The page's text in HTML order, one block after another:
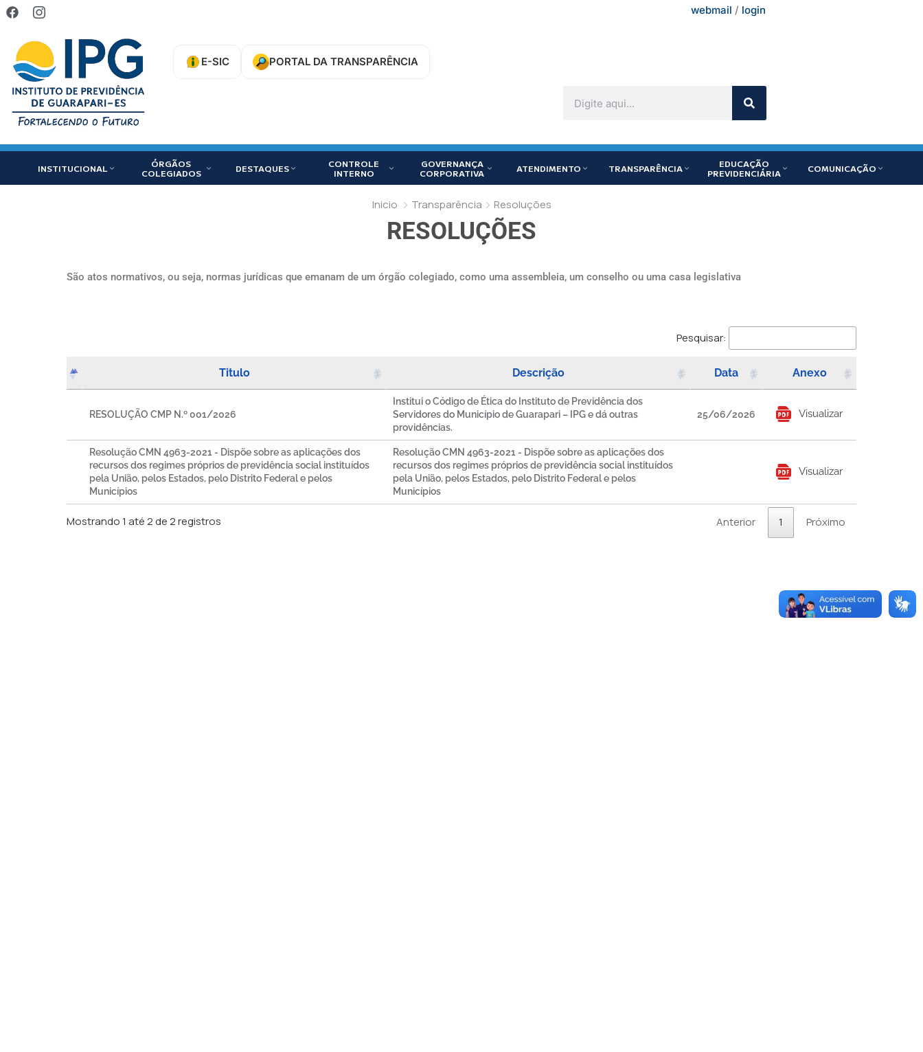
webmail / login
E-SIC PORTAL DA TRANSPARÊNCIA
INSTITUCIONAL
ÓRGÃOS
COLEGIADOS
DESTAQUES
CONTROLE
INTERNO
GOVERNANÇA
CORPORATIVA
ATENDIMENTO TRANSPARÊNCIA
EDUCAÇÃO
PREVIDENCIÁRIA
COMUNICAÇÃO
Inicio Transparência Resoluções
RESOLUÇÕES
São atos normativos, ou seja, normas jurídicas que emanam de um órgão colegiado, como uma assembleia, um conselho ou uma casa legislativa
Pesquisar:
Titulo Descrição Data Anexo
RESOLUÇÃO CMP N.º 001/2026
Institui o Código de Ética do Instituto de Previdência dos
Servidores do Município de Guarapari – IPG e dá outras
providências.
25/06/2026 Visualizar
Resolução CMN 4963-2021 - Dispõe sobre as aplicações dos
recursos dos regimes próprios de previdência social instituídos
pela União, pelos Estados, pelo Distrito Federal e pelos
Municípios
Resolução CMN 4963-2021 - Dispõe sobre as aplicações dos
recursos dos regimes próprios de previdência social instituídos
pela União, pelos Estados, pelo Distrito Federal e pelos
Municípios
Visualizar
Mostrando 1 até 2 de 2 registros Anterior 1 Próximo